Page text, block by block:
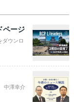
ページ
ダウンロ
中澤幸介